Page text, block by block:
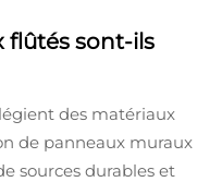
flûtés sont-ils
des matériaux
de panneaux muraux
sources durables et